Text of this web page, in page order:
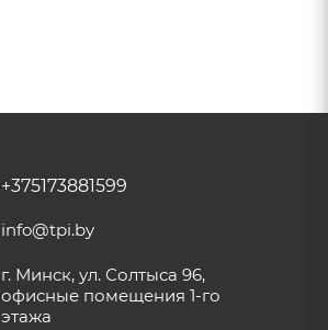
+375173881599
info@tpi.by
г. Минск, ул. Солтыса 96,
офисные помещения 1-го
этажа